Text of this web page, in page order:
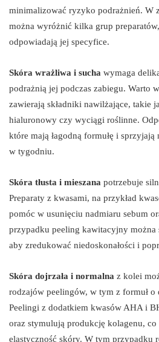
minimalizować ryzyko podrażnień. W
można wyróżnić kilka grup
odpowiadają jej specyfice.
Skóra wrażliwa i sucha wymaga
podrażnią jej podczas zabiegu. Warto
zawierają składniki nawilżające, takie
hialuronowy czy wyciągi roślinne.
które mają łagodną formułę i
w tygodniu.
Skóra tłusta i mieszana potrzebuje
Preparaty z kwasami, na przykład
pomóc w usunięciu nadmiaru sebum
przypadku peeling kawitacyjny można
aby zredukować niedoskonałości i
Skóra dojrzała i normalna z kolei
rodzajów peelingów, w tym z formuł o
Peelingi z dodatkiem kwasów AHA i
oraz stymulują produkcję kolagenu, co
elastyczność skóry. W tym przypadku